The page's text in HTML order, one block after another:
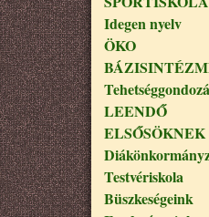
Idegen nyelv
ÖKO
LEENDŐ
ELSŐSÖKNEK
Testvériskola
Büszkeségeink